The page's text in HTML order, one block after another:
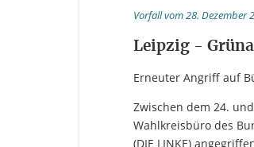
Vorfall vom 28. Dezember
Leipzig -
Erneuter Angriff auf
Zwischen dem 24.
Wahlkreisbüro des
(DIE LINKE)